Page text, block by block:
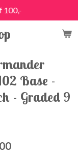
100,-
Base -
- Graded 9